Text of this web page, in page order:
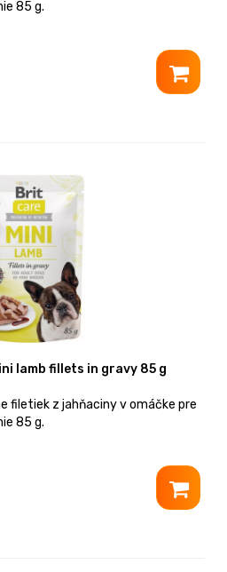
85 g.
lamb fillets in gravy 85 g
filetiek z jahňaciny v omáčke pre
85 g.